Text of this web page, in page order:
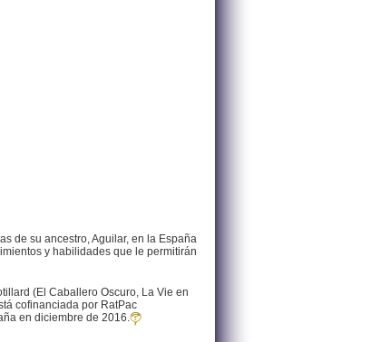
de su ancestro, Aguilar, en la España
y habilidades que le permitirán
(El Caballero Oscuro, La Vie en
cofinanciada por RatPac
en diciembre de 2016.